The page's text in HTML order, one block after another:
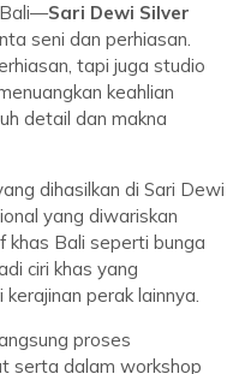
Bali—Sari Dewi Silver
seni dan perhiasan.
tapi juga studio
keahlian
detail dan makna
dihasilkan di Sari Dewi
yang diwariskan
khas Bali seperti bunga
ciri khas yang
perak lainnya.
proses
serta dalam workshop